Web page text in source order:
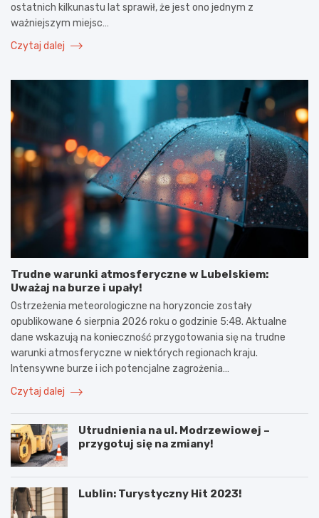
ostatnich kilkunastu lat sprawił, że jest ono jednym z
ważniejszym miejsc…
Czytaj dalej
Trudne warunki atmosferyczne w Lubelskiem:
Uważaj na burze i upały!
Ostrzeżenia meteorologiczne na horyzoncie zostały
opublikowane 6 sierpnia 2026 roku o godzinie 5:48. Aktualne
dane wskazują na konieczność przygotowania się na trudne
warunki atmosferyczne w niektórych regionach kraju.
Intensywne burze i ich potencjalne zagrożenia…
Czytaj dalej
Utrudnienia na ul. Modrzewiowej –
przygotuj się na zmiany!
Lublin: Turystyczny Hit 2023!